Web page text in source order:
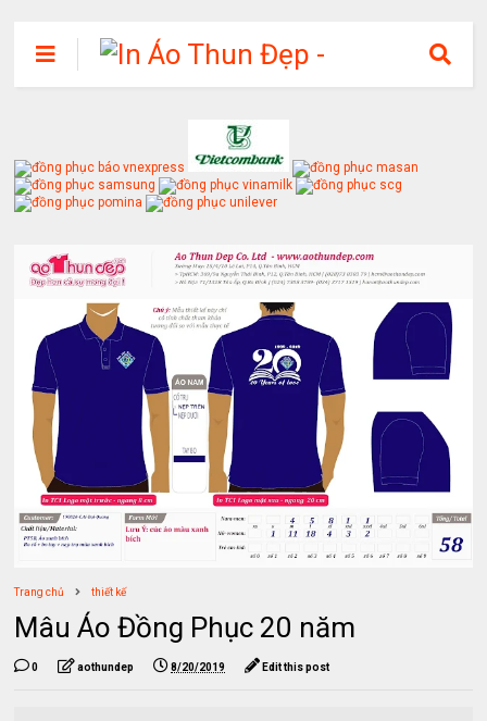
Trang chủ thiết kế
Mâu Áo Đồng Phục 20 năm
0 aothundep 8/20/2019 Edit this post